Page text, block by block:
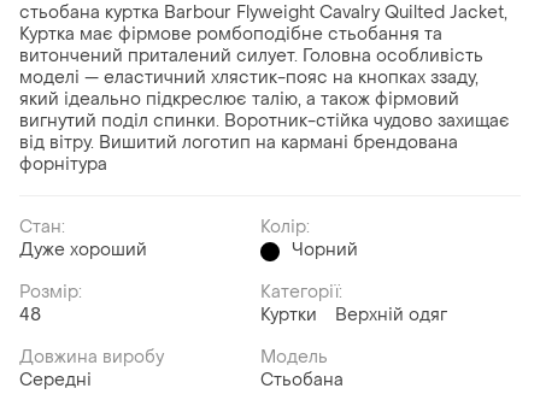
стьобана куртка Barbour Flyweight Cavalry Quilted Jacket,
Куртка має фірмове ромбоподібне стьобання та
витончений приталений силует. Головна особливість
моделі — еластичний хлястик-пояс на кнопках ззаду,
який ідеально підкреслює талію, а також фірмовий
вигнутий поділ спинки. Воротник-стійка чудово захищає
від вітру. Вишитий логотип на кармані брендована
форнітура
Стан:
Дуже хороший
Колір:
Чорний
Розмір:
48
Категорії:
Куртки
Верхній одяг
Довжина виробу
Середні
Модель
Стьобана